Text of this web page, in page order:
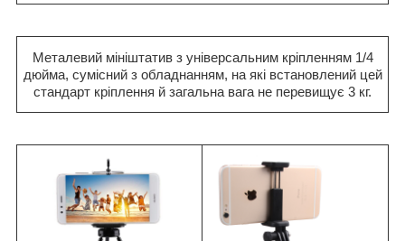
Металевий мініштатив з універсальним кріпленням 1/4
дюйма, сумісний з обладнанням, на які встановлений цей
стандарт кріплення й загальна вага не перевищує 3 кг.